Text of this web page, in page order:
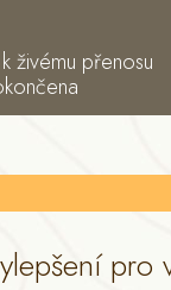
živému přenosu
pro